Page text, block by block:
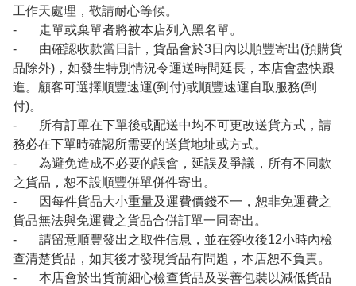
工作天處理，敬請耐心等候。
- 走單或棄單者將被本店列入黑名單。
- 由確認收款當日計，貨品會於3日內以順豐寄出(預購貨
品除外)，如發生特別情況令運送時間延長，本店會盡快跟
進。顧客可選擇順豐速運(到付)或順豐速運自取服務(到
付)。
- 所有訂單在下單後或配送中均不可更改送貨方式，請
務必在下單時確認所需要的送貨地址或方式。
- 為避免造成不必要的誤會，延誤及爭議，所有不同款
之貨品，恕不設順豐併單併件寄出。
- 因每件貨品大小重量及運費價錢不一，恕非免運費之
貨品無法與免運費之貨品合併訂單一同寄出。
- 請留意順豐發出之取件信息，並在簽收後12小時內檢
查清楚貨品，如其後才發現貨品有問題，本店恕不負責。
- 本店會於出貨前細心檢查貨品及妥善包裝以減低貨品